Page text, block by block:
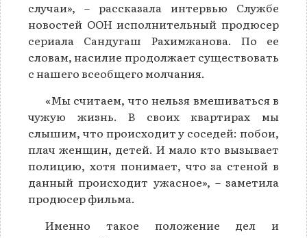
случаи», – рассказала интервью Службе
новостей ООН исполнительный продюсер
сериала Сандугаш Рахимжанова. По ее
словам, насилие продолжает существовать
с нашего всеобщего молчания.
«Мы считаем, что нельзя вмешиваться в
чужую жизнь. В своих квартирах мы
слышим, что происходит у соседей: побои,
плач женщин, детей. И мало кто вызывает
полицию, хотя понимает, что за стеной в
данный происходит ужасное», – заметила
продюсер фильма.
Именно такое положение дел и